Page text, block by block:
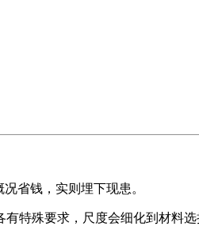
钱，实则埋下现患。
殊要求，尺度会细化到材料选